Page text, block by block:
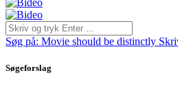
Søg på: Movie should be distinctly
Søgeforslag